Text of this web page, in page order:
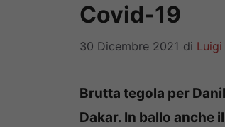
Covid-19
30 Dicembre 2021 di
Brutta tegola per
Dakar. In ballo anche